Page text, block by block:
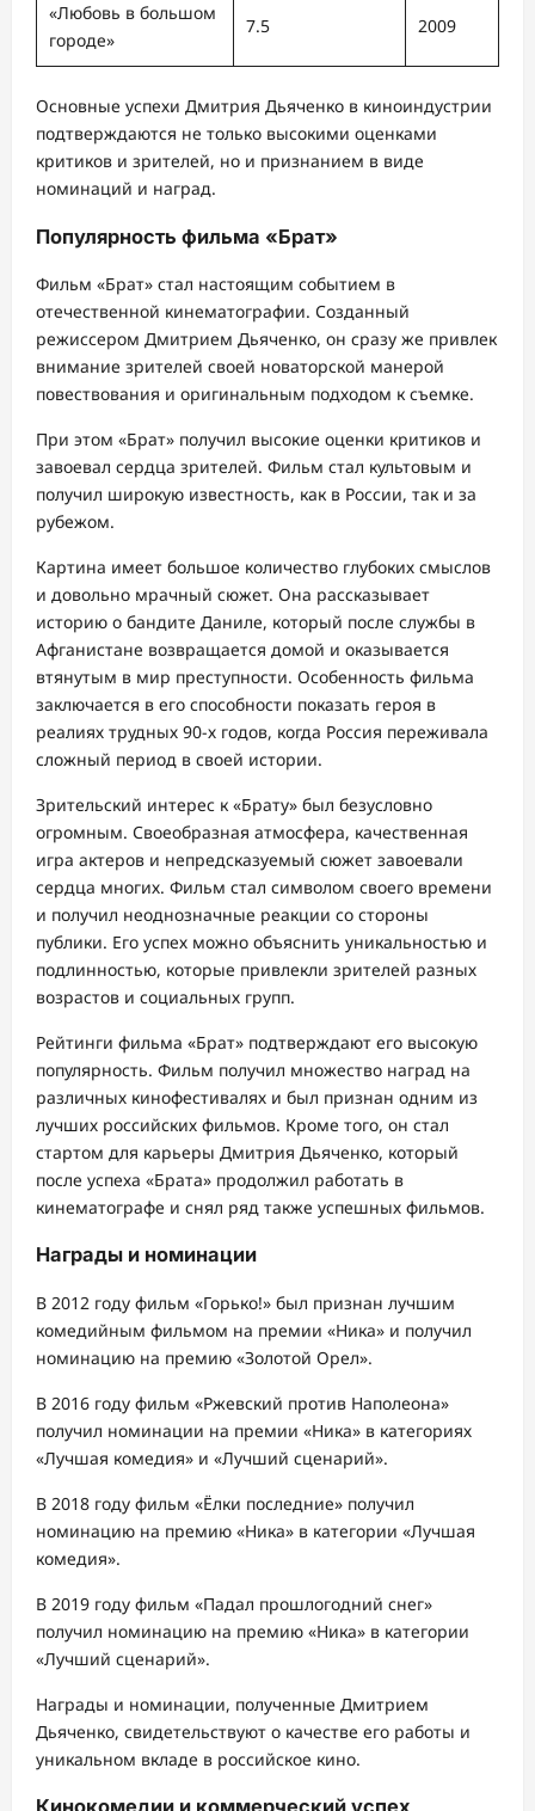
«Любовь в большом
городе»
7.5 2009
Основные успехи Дмитрия Дьяченко в киноиндустрии
подтверждаются не только высокими оценками
критиков и зрителей, но и признанием в виде
номинаций и наград.
Популярность фильма «Брат»
Фильм «Брат» стал настоящим событием в
отечественной кинематографии. Созданный
режиссером Дмитрием Дьяченко, он сразу же привлек
внимание зрителей своей новаторской манерой
повествования и оригинальным подходом к съемке.
При этом «Брат» получил высокие оценки критиков и
завоевал сердца зрителей. Фильм стал культовым и
получил широкую известность, как в России, так и за
рубежом.
Картина имеет большое количество глубоких смыслов
и довольно мрачный сюжет. Она рассказывает
историю о бандите Даниле, который после службы в
Афганистане возвращается домой и оказывается
втянутым в мир преступности. Особенность фильма
заключается в его способности показать героя в
реалиях трудных 90-х годов, когда Россия переживала
сложный период в своей истории.
Зрительский интерес к «Брату» был безусловно
огромным. Своеобразная атмосфера, качественная
игра актеров и непредсказуемый сюжет завоевали
сердца многих. Фильм стал символом своего времени
и получил неоднозначные реакции со стороны
публики. Его успех можно объяснить уникальностью и
подлинностью, которые привлекли зрителей разных
возрастов и социальных групп.
Рейтинги фильма «Брат» подтверждают его высокую
популярность. Фильм получил множество наград на
различных кинофестивалях и был признан одним из
лучших российских фильмов. Кроме того, он стал
стартом для карьеры Дмитрия Дьяченко, который
после успеха «Брата» продолжил работать в
кинематографе и снял ряд также успешных фильмов.
Награды и номинации
В 2012 году фильм «Горько!» был признан лучшим
комедийным фильмом на премии «Ника» и получил
номинацию на премию «Золотой Орел».
В 2016 году фильм «Ржевский против Наполеона»
получил номинации на премии «Ника» в категориях
«Лучшая комедия» и «Лучший сценарий».
В 2018 году фильм «Ёлки последние» получил
номинацию на премию «Ника» в категории «Лучшая
комедия».
В 2019 году фильм «Падал прошлогодний снег»
получил номинацию на премию «Ника» в категории
«Лучший сценарий».
Награды и номинации, полученные Дмитрием
Дьяченко, свидетельствуют о качестве его работы и
уникальном вкладе в российское кино.